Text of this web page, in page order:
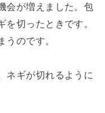
会が増えました。包
切ったときです。
うのです。
ネギが切れるように